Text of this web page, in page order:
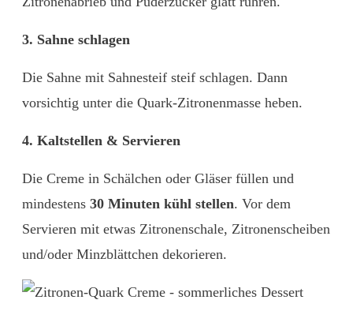
3. Sahne schlagen
Die Sahne mit Sahnesteif steif schlagen. Dann
vorsichtig unter die Quark-Zitronenmasse heben.
4. Kaltstellen & Servieren
Die Creme in Schälchen oder Gläser füllen und
mindestens 30 Minuten kühl stellen. Vor dem
Servieren mit etwas Zitronenschale, Zitronenscheiben
und/oder Minzblättchen dekorieren.